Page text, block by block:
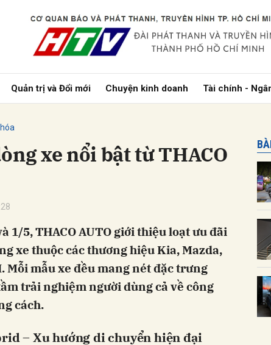
Quản trị và Đổi mới Chuyện kinh doanh Tài chính -
xe nổi bật từ THACO
1/5, THACO AUTO giới thiệu loạt ưu đãi
xe thuộc các thương hiệu Kia, Mazda,
Mỗi mẫu xe đều mang nét đặc trưng
trải nghiệm người dùng cả về công
cách.
– Xu hướng di chuyển hiện đại